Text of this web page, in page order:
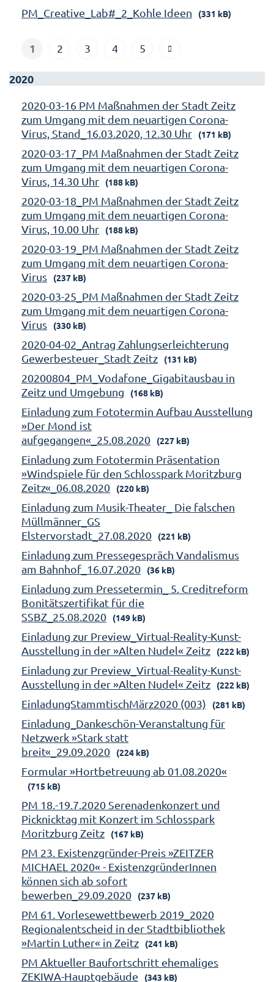
PM_Creative_Lab#_2_Kohle Ideen (331 kB)
1 2 3 4 5
2020
2020-03-16 PM Maßnahmen der Stadt Zeitz
zum Umgang mit dem neuartigen Corona-
Virus, Stand_16.03.2020, 12.30 Uhr
(171 kB)
2020-03-17_PM Maßnahmen der Stadt Zeitz
zum Umgang mit dem neuartigen Corona-
Virus, 14.30 Uhr
(188 kB)
2020-03-18_PM Maßnahmen der Stadt Zeitz
zum Umgang mit dem neuartigen Corona-
Virus, 10.00 Uhr
(188 kB)
2020-03-19_PM Maßnahmen der Stadt Zeitz
zum Umgang mit dem neuartigen Corona-
Virus
(237 kB)
2020-03-25_PM Maßnahmen der Stadt Zeitz
zum Umgang mit dem neuartigen Corona-
Virus
(330 kB)
2020-04-02_Antrag Zahlungserleichterung
Gewerbesteuer_Stadt Zeitz
(131 kB)
20200804_PM_Vodafone_Gigabitausbau in
Zeitz und Umgebung
(168 kB)
Einladung zum Fototermin Aufbau Ausstellung
»Der Mond ist
aufgegangen«_25.08.2020
(227 kB)
Einladung zum Fototermin Präsentation
»Windspiele für den Schlosspark Moritzburg
Zeitz«_06.08.2020
(220 kB)
Einladung zum Musik-Theater_ Die falschen
Müllmänner_GS
Elstervorstadt_27.08.2020
(221 kB)
Einladung zum Pressegespräch Vandalismus
am Bahnhof_16.07.2020
(36 kB)
Einladung zum Pressetermin_ 5. Creditreform
Bonitätszertifikat für die
SSBZ_25.08.2020
(149 kB)
Einladung zur Preview_Virtual-Reality-Kunst-
Ausstellung in der »Alten Nudel« Zeitz
(222 kB)
Einladung zur Preview_Virtual-Reality-Kunst-
Ausstellung in der »Alten Nudel« Zeitz
(222 kB)
EinladungStammtischMärz2020 (003) (281 kB)
Einladung_Dankeschön-Veranstaltung für
Netzwerk »Stark statt
breit«_29.09.2020
(224 kB)
Formular »Hortbetreuung ab 01.08.2020«
(715 kB)
PM 18.-19.7.2020 Serenadenkonzert und
Picknicktag mit Konzert im Schlosspark
Moritzburg Zeitz
(167 kB)
PM 23. Existenzgründer-Preis »ZEITZER
MICHAEL 2020« - ExistenzgründerInnen
können sich ab sofort
bewerben_29.09.2020
(237 kB)
PM 61. Vorlesewettbewerb 2019_2020
Regionalentscheid in der Stadtbibliothek
»Martin Luther« in Zeitz
(241 kB)
PM Aktueller Baufortschritt ehemaliges
ZEKIWA-Hauptgebäude
(343 kB)